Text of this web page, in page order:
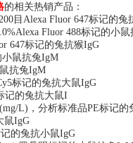
的相关热销产品：
目Alexa Fluor 647标记的兔
Fluor 488标记的小
647标记的兔抗猴IgG
小鼠抗兔IgM
抗兔IgM
标记的兔抗大鼠IgG
记的兔抗大鼠I
L)，分析标准品PE标记的
鼠IgG
的兔抗小鼠IgG